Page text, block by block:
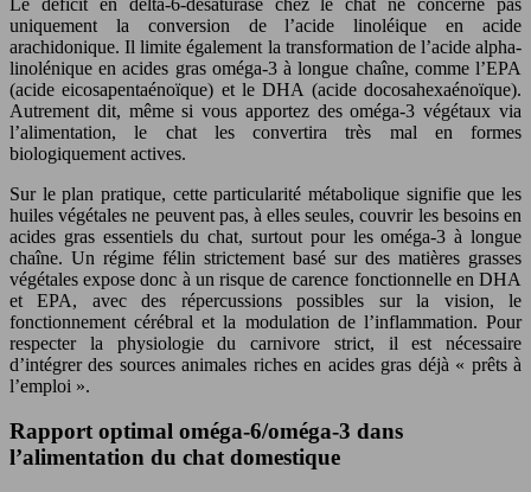
uniquement la conversion de l’acide linoléique en acide
arachidonique. Il limite également la transformation de l’acide alpha-
linolénique en acides gras oméga-3 à longue chaîne, comme l’EPA
(acide eicosapentaénoïque) et le DHA (acide docosahexaénoïque).
Autrement dit, même si vous apportez des oméga-3 végétaux via
l’alimentation, le chat les convertira très mal en formes
biologiquement actives.
Sur le plan pratique, cette particularité métabolique signifie que les
huiles végétales ne peuvent pas, à elles seules, couvrir les besoins en
acides gras essentiels du chat, surtout pour les oméga-3 à longue
chaîne. Un régime félin strictement basé sur des matières grasses
végétales expose donc à un risque de carence fonctionnelle en DHA
et EPA, avec des répercussions possibles sur la vision, le
fonctionnement cérébral et la modulation de l’inflammation. Pour
respecter la physiologie du carnivore strict, il est nécessaire
d’intégrer des sources animales riches en acides gras déjà « prêts à
l’emploi ».
Rapport optimal oméga-6/oméga-3 dans
l’alimentation du chat domestique